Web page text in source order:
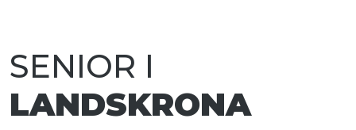
SENIOR I
LANDSKRONA